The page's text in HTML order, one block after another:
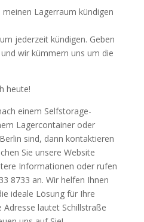
Lagerraum kündigen
jederzeit kündigen. Geben
wir kümmern uns um die
heute!
einem Selfstorage-
Lagercontainer oder
sind, dann kontaktieren
Sie unsere Website
Informationen oder rufen
8733 an. Wir helfen Ihnen
ideale Lösung für Ihre
Adresse lautet Schillstraße